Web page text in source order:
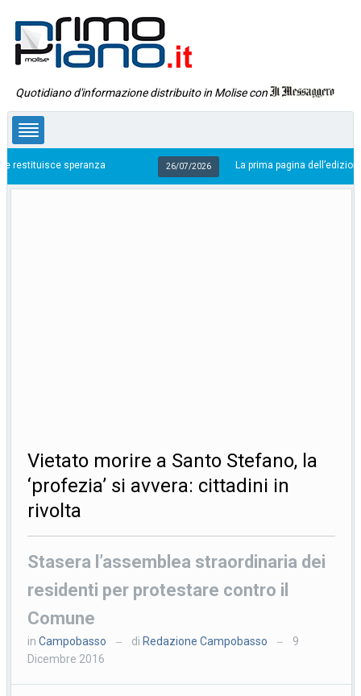
Quotidiano d'informazione distribuito in Molise con
speranza La prima pagina dell’edizione in edicola
Vietato morire a Santo Stefano, la
‘profezia’ si avvera: cittadini in
rivolta
Stasera l’assemblea straordinaria dei
residenti per protestare contro il
Comune
inCampobasso — di Redazione Campobasso —
9
Dicembre 2016